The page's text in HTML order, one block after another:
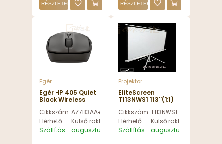
RÉSZLETEK RÉSZLETEK
Egér
Egér HP 405 Quiet
Black Wireless
Black -
AZ7B3AA#ABB
Cikkszám:AZ7B3AA#ABB
Elérhető:
Külső raktáron
Szállítás
augusztus 12, szerda
Projektor
EliteScreen
T113NWS1 113''(1:1)
Portable Pull Up
Projektor Screen
Cikkszám:T113NWS1
Elérhető:
Külső raktáron
Szállítás
augusztus 12, szerda